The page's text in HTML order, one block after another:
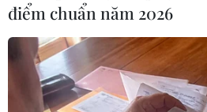
hóa Triều Tiên sẽ mất thêm
thể không hoàn thành
ông./.
điểm chuẩn năm 2026